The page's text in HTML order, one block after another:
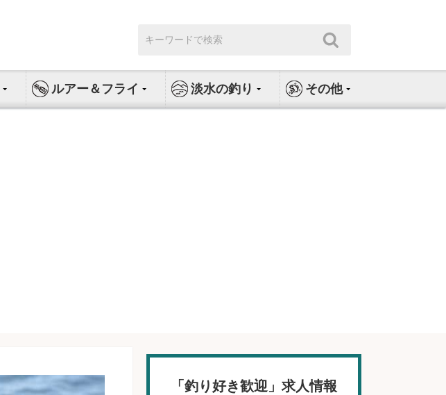
索:
ルアー＆フライ 淡水の釣り その他
「釣り好き歓迎」求人情報